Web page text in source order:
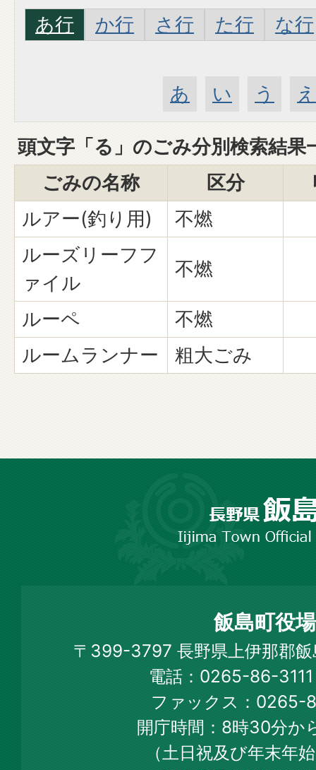
あ行
か行 さ行 た行 な行
あ い う え
頭文字「 る 」のごみ分別検索結果
ごみの名称
区分
ルアー(釣り用)
不燃
ルーズリーフフ
ァイル
不燃
ルーペ
不燃
ルームランナー
粗大ごみ
Town
Official
Web
Site
飯島町役場
〒399-3797 長野県上伊那郡
電話：0265-86-
ファックス：0265-
開庁時間：8時30分か
（土日祝及び年末年